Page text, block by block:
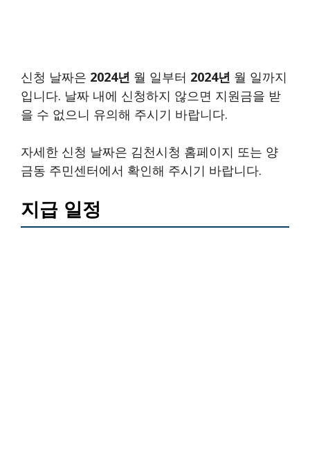
신청 날짜은 2024년 월 일부터 2024년 월 일까지
입니다. 날짜 내에 신청하지 않으면 지원금을 받
을 수 없으니 유의해 주시기 바랍니다.
자세한 신청 날짜은 김천시청 홈페이지 또는 양
금동 주민센터에서 확인해 주시기 바랍니다.
지급 일정